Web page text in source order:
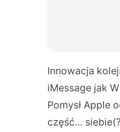
Innowacja
iMessage jak
Pomysł Apple
część…